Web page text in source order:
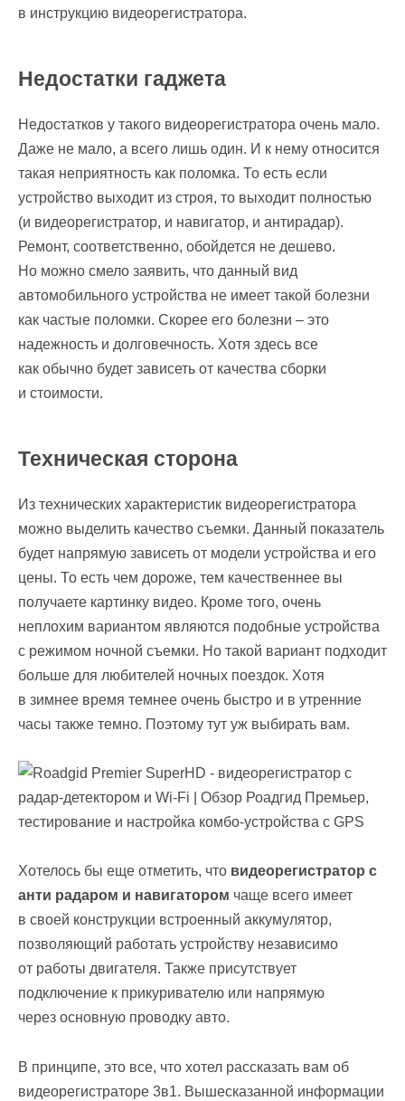
в инструкцию видеорегистратора.
Недостатки гаджета
Недостатков у такого видеорегистратора очень мало.
Даже не мало, а всего лишь один. И к нему относится
такая неприятность как поломка. То есть если
устройство выходит из строя, то выходит полностью
(и видеорегистратор, и навигатор, и антирадар).
Ремонт, соответственно, обойдется не дешево.
Но можно смело заявить, что данный вид
автомобильного устройства не имеет такой болезни
как частые поломки. Скорее его болезни – это
надежность и долговечность. Хотя здесь все
как обычно будет зависеть от качества сборки
и стоимости.
Техническая сторона
Из технических характеристик видеорегистратора
можно выделить качество съемки. Данный показатель
будет напрямую зависеть от модели устройства и его
цены. То есть чем дороже, тем качественнее вы
получаете картинку видео. Кроме того, очень
неплохим вариантом являются подобные устройства
с режимом ночной съемки. Но такой вариант подходит
больше для любителей ночных поездок. Хотя
в зимнее время темнее очень быстро и в утренние
часы также темно. Поэтому тут уж выбирать вам.
Хотелось бы еще отметить, что видеорегистратор с
анти радаром и навигатором чаще всего имеет
в своей конструкции встроенный аккумулятор,
позволяющий работать устройству независимо
от работы двигателя. Также присутствует
подключение к прикуривателю или напрямую
через основную проводку авто.
В принципе, это все, что хотел рассказать вам об
видеорегистраторе 3в1. Вышесказанной информации